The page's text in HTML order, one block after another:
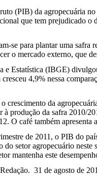
(PIB) da agropecuária
que tem prejudicado
se para plantar uma
o mercado externo, que
e Estatística (IBGE)
4,9% nessa
crescimento da
à produção da safra 2010/
O café também
de 2011, o PIB do
do setor agropecuário
mantenha este
31 de agosto de